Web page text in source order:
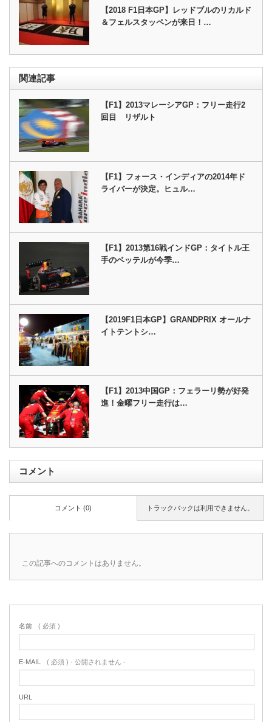
【2018 F1日本GP】レッドブルのリカルド
＆フェルスタッペンが来日！…
関連記事
【F1】2013マレーシアGP：フリー走行2
回目 リザルト
【F1】フォース・インディアの2014年ド
ライバーが決定。ヒュル…
【F1】2013第16戦インドGP：タイトル王
手のベッテルが今季…
【2019F1日本GP】GRANDPRIX オールナ
イトテントシ…
【F1】2013中国GP：フェラーリ勢が好発
進！金曜フリー走行は…
コメント
トラックバックは利用できません。
コメント (0)
この記事へのコメントはありません。
名前 ( 必須 )
E-MAIL ( 必須 ) - 公開されません -
URL